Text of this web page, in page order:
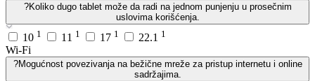
?Koliko dugo tablet može da radi na jednom punjenju u prosečnim
uslovima korišćenja.
10 1 11 1 17 1 22.1 1
Wi-Fi
?Mogućnost povezivanja na bežične mreže za pristup internetu i online
sadržajima.